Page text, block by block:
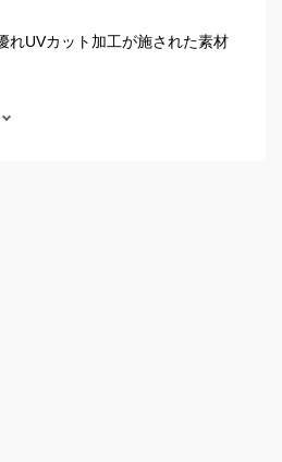
UVカット加工が施された素材